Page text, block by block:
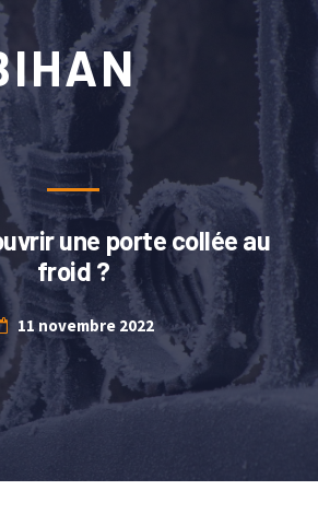
une porte collée au
froid ?
11 novembre 2022